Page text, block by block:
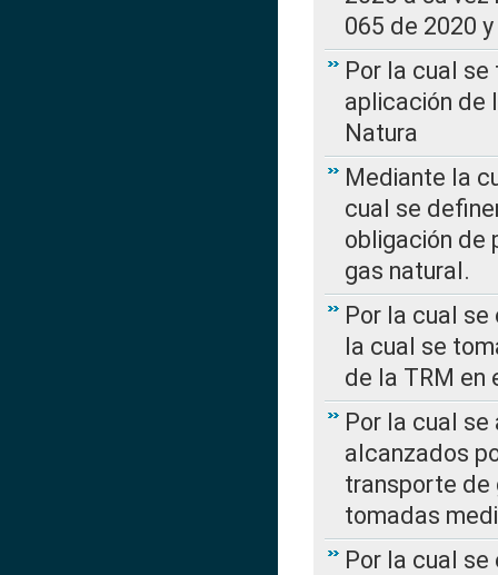
065 de 2020
Por la cual
aplicación de
Natura
Mediante la
cual se
obligación de
gas natural.
Por la cual se
la cual se
de la TRM en
Por la cual
alcanzados
transporte de
tomadas
Por la cual